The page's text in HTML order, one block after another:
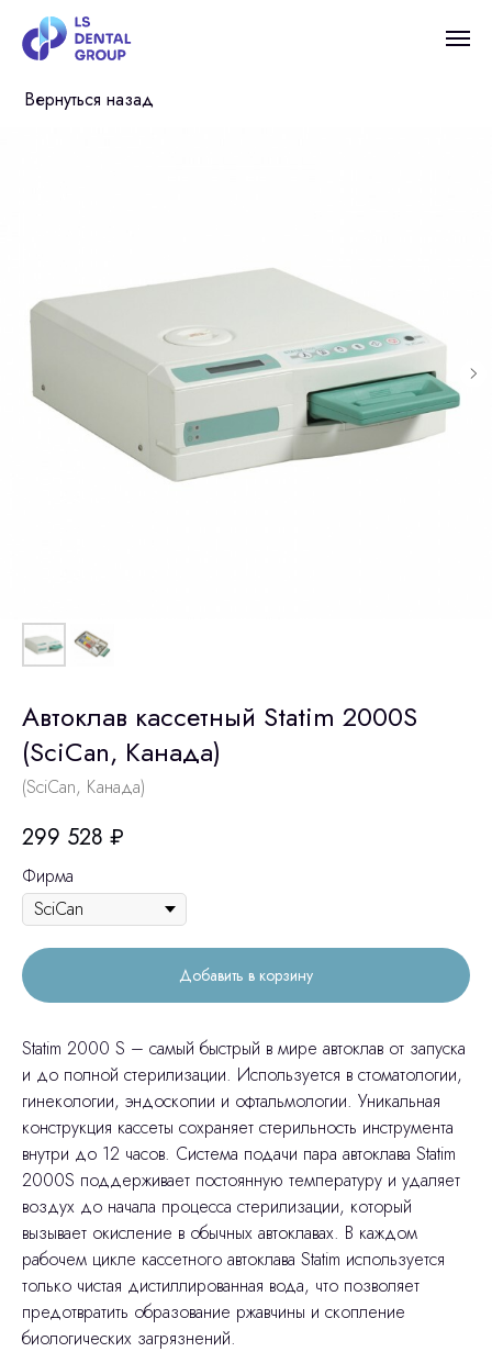
Вернуться назад
Автоклав кассетный Statim 2000S
(SciCan, Канада)
(SciCan, Канада)
299 528 ₽
Фирма
Добавить в корзину
Statim 2000 S – самый быстрый в мире автоклав от запуска
и до полной стерилизации. Используется в стоматологии,
гинекологии, эндоскопии и офтальмологии. Уникальная
конструкция кассеты сохраняет стерильность инструмента
внутри до 12 часов. Система подачи пара автоклава Statim
2000S поддерживает постоянную температуру и удаляет
воздух до начала процесса стерилизации, который
вызывает окисление в обычных автоклавах. В каждом
рабочем цикле кассетного автоклава Statim используется
только чистая дистиллированная вода, что позволяет
предотвратить образование ржавчины и скопление
биологических загрязнений.